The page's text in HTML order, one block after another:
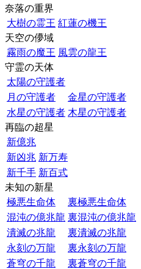
奈落の重界
大樹の霊王 紅蓮の機王
天空の儚域
霧雨の魔王 風雲の龍王
守霊の天体
太陽の守護者
月の守護者
金星の守護者
水星の守護者 木星の守護者
再臨の超星
新億兆
新凶兆 新万寿
新千手 新百式
未知の新星
極悪生命体
裏極悪生命体
混沌の億兆龍 裏混沌の億兆龍
潰滅の兆龍
裏潰滅の兆龍
永刻の万龍
裏永刻の万龍
蒼穹の千龍
裏蒼穹の千龍